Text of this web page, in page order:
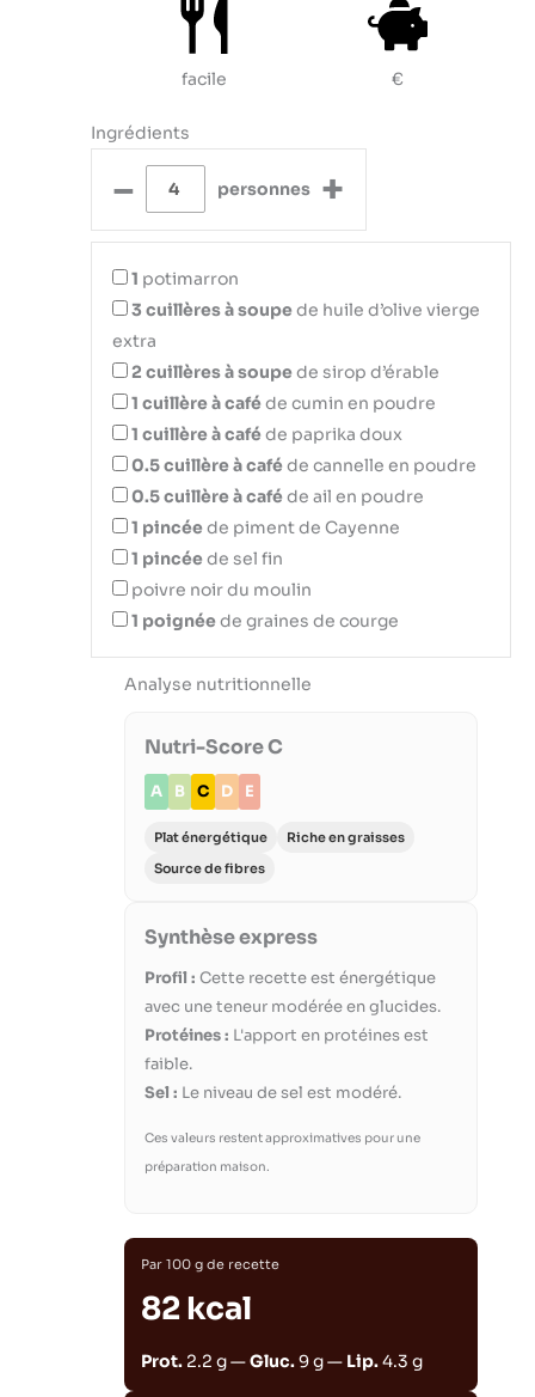
facile €
Ingrédients
– personnes +
1 potimarron
3 cuillères à soupede huile d’olive vierge
extra
2 cuillères à soupede sirop d’érable
1 cuillère à caféde cumin en poudre
1 cuillère à caféde paprika doux
0.5cuillère à caféde cannelle en poudre
0.5cuillère à caféde ail en poudre
1 pincéede piment de Cayenne
1 pincéede sel fin
poivre noir du moulin
1 poignéede graines de courge
Analyse nutritionnelle
Nutri-Score C
A B C D E
Plat énergétique
Riche en graisses
Source de fibres
Synthèse express
Profil : Cette recette est énergétique
avec une teneur modérée en glucides.
Protéines : L'apport en protéines est
faible.
Sel : Le niveau de sel est modéré.
Ces valeurs restent approximatives pour une
préparation maison.
Par 100 g de recette
82 kcal
Prot. 2.2 g —Gluc.9 g — Lip.4.3 g